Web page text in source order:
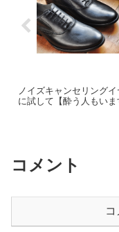
ノイズキャンセリング
に試して【酔う人もいま
コメント